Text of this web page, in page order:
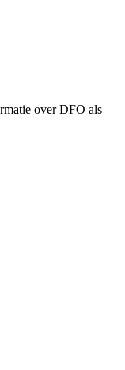
over DFO als